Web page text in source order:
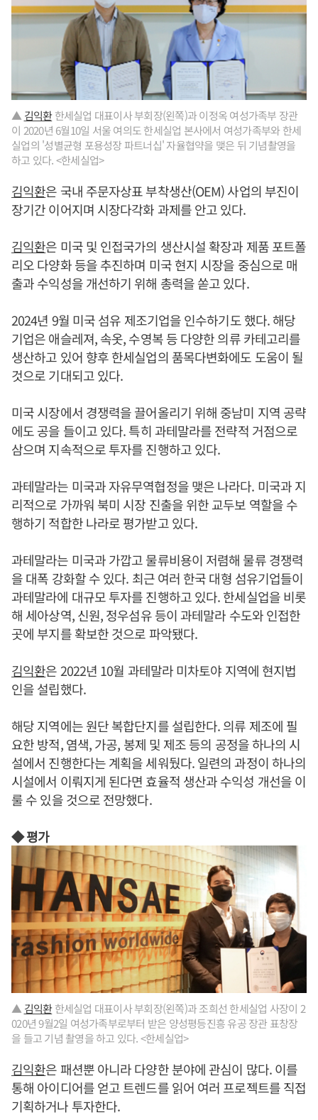
▲ 김익환한세실업 대표이사 부회장(왼쪽)과 이정옥 여성가족부 장관
이 2020년 6월10일 서울 여의도 한세실업 본사에서 여성가족부와 한세
실업의 '성별균형 포용성장 파트너십' 자율협약을 맺은 뒤 기념촬영을
하고 있다. <한세실업>
김익환은 국내 주문자상표 부착생산(OEM) 사업의 부진이
장기간 이어지며 시장다각화 과제를 안고 있다.
김익환은 미국 및 인접국가의 생산시설 확장과 제품 포트폴
리오 다양화 등을 추진하며 미국 현지 시장을 중심으로 매
출과 수익성을 개선하기 위해 총력을 쏟고 있다.
2024년 9월 미국 섬유 제조기업을 인수하기도 했다. 해당
기업은 애슬레져, 속옷, 수영복 등 다양한 의류 카테고리를
생산하고 있어 향후 한세실업의 품목다변화에도 도움이 될
것으로 기대되고 있다.
미국 시장에서 경쟁력을 끌어올리기 위해 중남미 지역 공략
에도 공을 들이고 있다. 특히 과테말라를 전략적 거점으로
삼으며 지속적으로 투자를 진행하고 있다.
과테말라는 미국과 자유무역협정을 맺은 나라다. 미국과 지
리적으로 가까워 북미 시장 진출을 위한 교두보 역할을 수
행하기 적합한 나라로 평가받고 있다.
과테말라는 미국과 가깝고 물류비용이 저렴해 물류 경쟁력
을 대폭 강화할 수 있다. 최근 여러 한국 대형 섬유기업들이
과테말라에 대규모 투자를 진행하고 있다. 한세실업을 비롯
해 세아상역, 신원, 정우섬유 등이 과테말라 수도와 인접한
곳에 부지를 확보한 것으로 파악됐다.
김익환은 2022년 10월 과테말라 미차토야 지역에 현지법
인을 설립했다.
해당 지역에는 원단 복합단지를 설립한다. 의류 제조에 필
요한 방적, 염색, 가공, 봉제 및 제조 등의 공정을 하나의 시
설에서 진행한다는 계획을 세워뒀다. 일련의 과정이 하나의
시설에서 이뤄지게 된다면 효율적 생산과 수익성 개선을 이
룰 수 있을 것으로 전망했다.
◆ 평가
▲ 김익환한세실업 대표이사 부회장(왼쪽)과 조희선 한세실업 사장이 2
020년 9월2일 여성가족부로부터 받은 양성평등진흥 유공 장관 표창장
을 들고 기념 촬영을 하고 있다. <한세실업>
김익환은 패션뿐 아니라 다양한 분야에 관심이 많다. 이를
통해 아이디어를 얻고 트렌드를 읽어 여러 프로젝트를 직접
기획하거나 투자한다.